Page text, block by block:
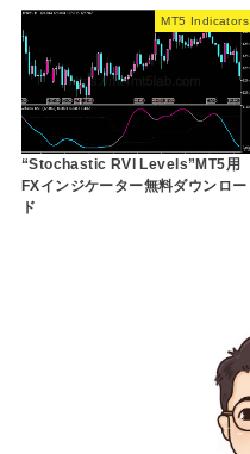
MT5 Indicators
“Stochastic RVI Levels”MT5用
FXインジケーター無料ダウンロー
ド